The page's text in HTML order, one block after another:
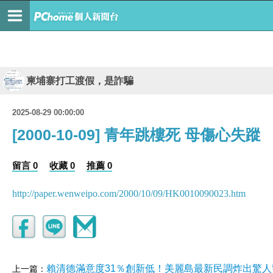
柬埔寨打工渡假，是詐騙
2025-08-29 00:00:00
[2000-10-09] 青年跳樓死 母傷心失蹤
留言 0 收藏 0 推薦 0
http://paper.wenweipo.com/2000/10/09/HK0010090023.htm
上一篇： 賴清德滿意度31％創新低！美麗島最新民調炸出驚